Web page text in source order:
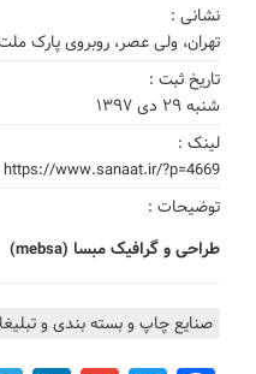
نشانی :
تهران، ولی عصر، روبروی پارک
تاریخ ثبت :
شنبه ۲۹ دی ۱۳۹۷
لینک :
https://www.sanaat.ir/?p=4669
توضیحات :
طراحی و گرافیک مبسا (mebsa)
صنایع چاپ و بسته بندی و